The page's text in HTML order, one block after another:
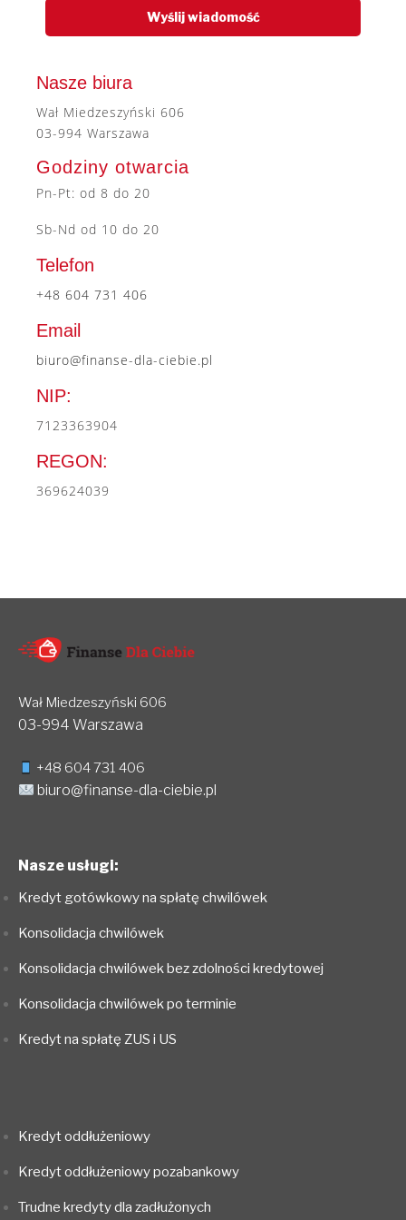
Nasze biura
Wał Miedzeszyński 606
03-994 Warszawa
Godziny otwarcia
Pn-Pt: od 8 do 20
Sb-Nd od 10 do 20
Telefon
+48 604 731 406
Email
biuro@finanse-dla-ciebie.pl
NIP:
7123363904
REGON:
369624039
Wał Miedzeszyński 606
03-994 Warszawa
+48 604 731 406
biuro@finanse-dla-ciebie.pl
Nasze usługi:
Kredyt gotówkowy na spłatę chwilówek
Konsolidacja chwilówek
Konsolidacja chwilówek bez zdolności kredytowej
Konsolidacja chwilówek po terminie
Kredyt na spłatę ZUS i US
Kredyt oddłużeniowy
Kredyt oddłużeniowy pozabankowy
Trudne kredyty dla zadłużonych